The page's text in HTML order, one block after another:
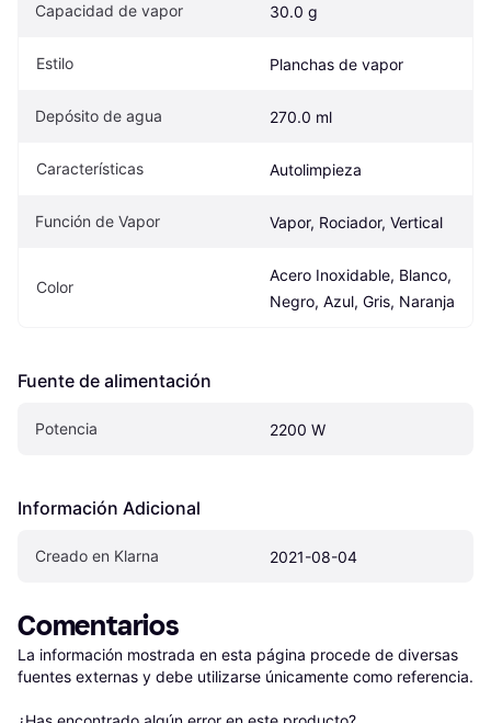
Capacidad de vapor 30.0 g
Estilo Planchas de vapor
Depósito de agua 270.0 ml
Características Autolimpieza
Función de Vapor Vapor, Rociador, Vertical
Color
Acero Inoxidable, Blanco,
Negro, Azul, Gris, Naranja
Fuente de alimentación
Potencia 2200 W
Información Adicional
Creado en Klarna 2021-08-04
Comentarios
La información mostrada en esta página procede de diversas
fuentes externas y debe utilizarse únicamente como referencia.